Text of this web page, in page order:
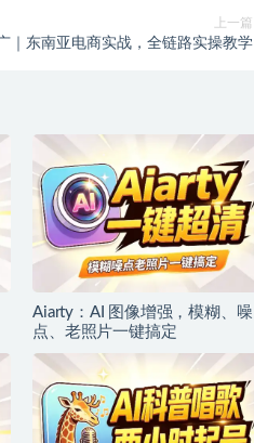
上一篇
｜东南亚电商实战，全链路实操教学
Aiarty：AI 图像增强，模糊、噪
点、老照片一键搞定